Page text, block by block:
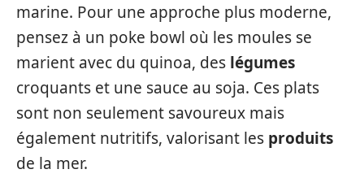
marine. Pour une approche plus moderne,
pensez à un poke bowl où les moules se
marient avec du quinoa, des légumes
croquants et une sauce au soja. Ces plats
sont non seulement savoureux mais
également nutritifs, valorisant les produits
de la mer.